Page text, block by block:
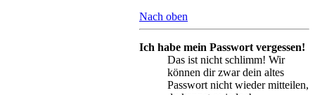
Nach oben
Ich habe mein Passwort vergessen!
Das ist nicht schlimm! Wir
können dir zwar dein altes
Passwort nicht wieder mitteilen,